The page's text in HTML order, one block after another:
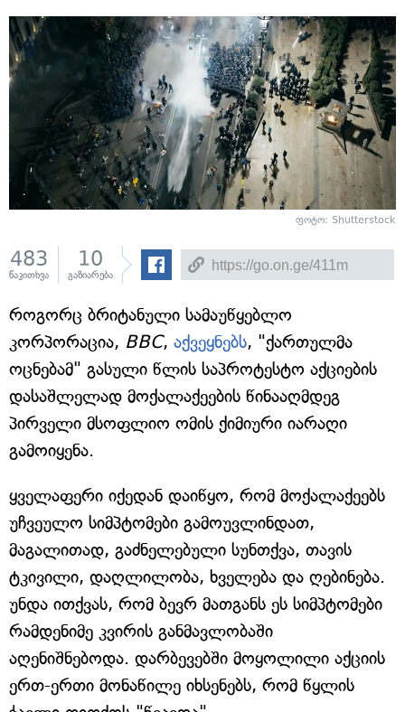
ფოტო: Shutterstock
483
წაკითხვა
10
გაზიარება
როგორც ბრიტანული სამაუწყებლო
კორპორაცია, BBC, აქვეყნებს, "ქართულმა
ოცნებამ" გასული წლის საპროტესტო აქციების
დასაშლელად მოქალაქეების წინააღმდეგ
პირველი მსოფლიო ომის ქიმიური იარაღი
გამოიყენა.
ყველაფერი იქედან დაიწყო, რომ მოქალაქეებს
უჩვეულო სიმპტომები გამოუვლინდათ,
მაგალითად, გაძნელებული სუნთქვა, თავის
ტკივილი, დაღლილობა, ხველება და ღებინება.
უნდა ითქვას, რომ ბევრ მათგანს ეს სიმპტომები
რამდენიმე კვირის განმავლობაში
აღენიშნებოდა. დარბევებში მოყოლილი აქციის
ერთ-ერთი მონაწილე იხსენებს, რომ წყლის